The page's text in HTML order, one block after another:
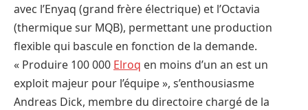
avec l’Enyaq (grand frère électrique) et l’Octavia
(thermique sur MQB), permettant une production
flexible qui bascule en fonction de la demande.
« Produire 100 000 Elroq en moins d’un an est un
exploit majeur pour l’équipe », s’enthousiasme
Andreas Dick, membre du directoire chargé de la